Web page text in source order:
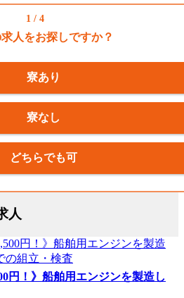
1 / 4
人をお探しですか？
寮あり
寮なし
どちらでも可
人
円！》船舶用エンジンを製造し